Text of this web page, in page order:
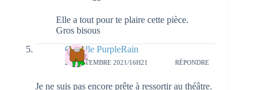
Elle a tout pour te plaire cette pièce.
Gros bisous
Cyrielle PurpleRain
28 SEPTEMBRE 2021/16H21 RÉPONDRE
Je ne suis pas encore prête à ressortir au théâtre.